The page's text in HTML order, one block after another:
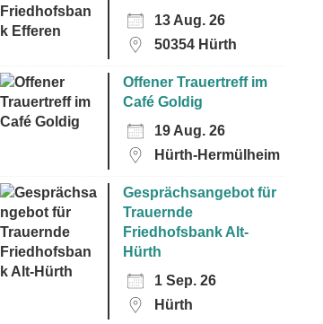
13 Aug. 26
50354 Hürth
Offener Trauertreff im
Café Goldig
19 Aug. 26
Hürth-Hermülheim
Gesprächsangebot für
Trauernde
Friedhofsbank Alt-
Hürth
1 Sep. 26
Hürth